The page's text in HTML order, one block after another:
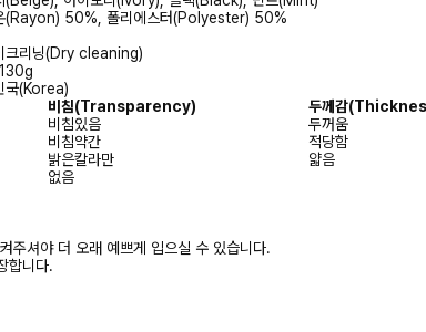
(Rayon) 50%, 폴리에스터(Polyester) 50%
크리닝(Dry cleaning)
국(Korea)
비침(Transparency) 두께감
비침있음
두꺼움
비침약간
적당함
밝은칼라만
얇음
없음
주셔야 더 오래 예쁘게 입으실 수 있습니다.
합니다.